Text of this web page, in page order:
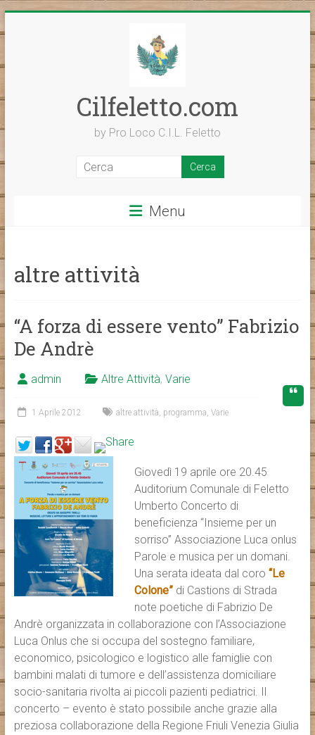
al
Cilfeletto.com
by Pro Loco C.I.L. Feletto
Menu
altre attività
“A forza di essere vento” Fabrizio
De Andrè
admin Altre Attività, Varie
1 Aprile 2012 altre attività, programma, Varie
Giovedì 19 aprile ore 20.45
Auditorium Comunale di Feletto
Umberto Concerto di
beneficienza “Insieme per un
sorriso” Associazione Luca onlus
Parole e musica per un domani.
Una serata ideata dal coro “Le
Colone”di Castions di Strada
note poetiche di Fabrizio De
Andrè organizzata in collaborazione con l’Associazione
Luca Onlus che si occupa del sostegno familiare,
economico, psicologico e logistico alle famiglie con
bambini malati di tumore e dell’assistenza domiciliare
socio-sanitaria rivolta ai piccoli pazienti pediatrici. Il
concerto – evento è stato possibile anche grazie alla
preziosa collaborazione della Regione Friuli Venezia Giulia